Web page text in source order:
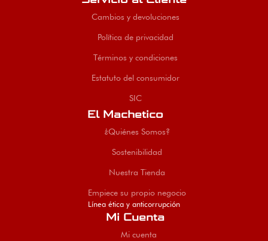
Cambios y devoluciones
Política de privacidad
Términos y condiciones
Estatuto del consumidor
SIC
El Machetico
¿Quiénes Somos?
Sostenibilidad
Nuestra Tienda
Empiece su propio negocio
Línea ética y anticorrupción
Mi Cuenta
Mi cuenta